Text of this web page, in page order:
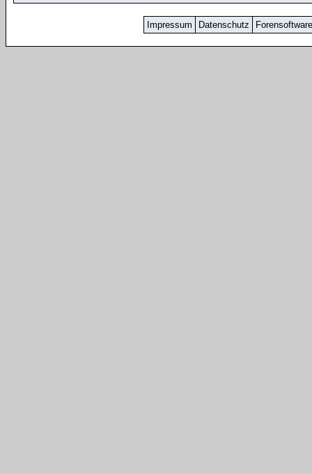
Impressum Datenschutz